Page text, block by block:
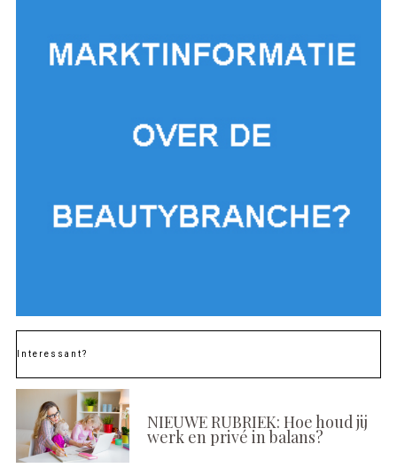
Interessant?
NIEUWE RUBRIEK: Hoe houd jij
werk en privé in balans?